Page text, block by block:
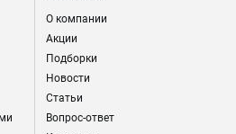
О компании
Акции
Подборки
Новости
Статьи
Вопрос-ответ